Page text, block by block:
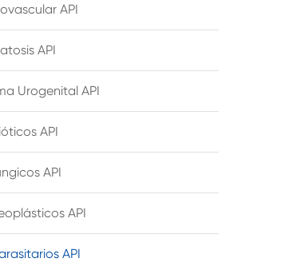
API
API
Urogenital API
API
API
API
API